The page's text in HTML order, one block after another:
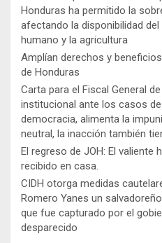
Honduras ha permitido la
afectando la disponibilidad
humano y la agricultura
Amplían derechos y
de Honduras
Carta para el Fiscal General
institucional ante los casos
democracia, alimenta la
neutral, la inacción también
El regreso de JOH: El valiente
recibido en casa.
CIDH otorga medidas
Romero Yanes un
que fue capturado por el
desparecido